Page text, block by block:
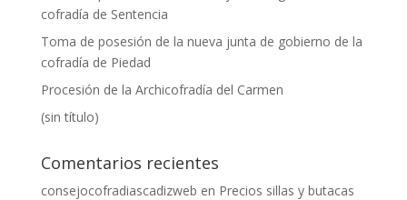
cofradía de Sentencia
Toma de posesión de la nueva junta de gobierno de la
cofradía de Piedad
Procesión de la Archicofradía del Carmen
(sin título)
Comentarios recientes
consejocofradiascadizweb en Precios sillas y butacas